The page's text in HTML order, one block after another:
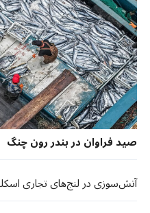
صید فراوان در بندر رون چنگ
آتش‌سوزی در لنج‌های تجاری